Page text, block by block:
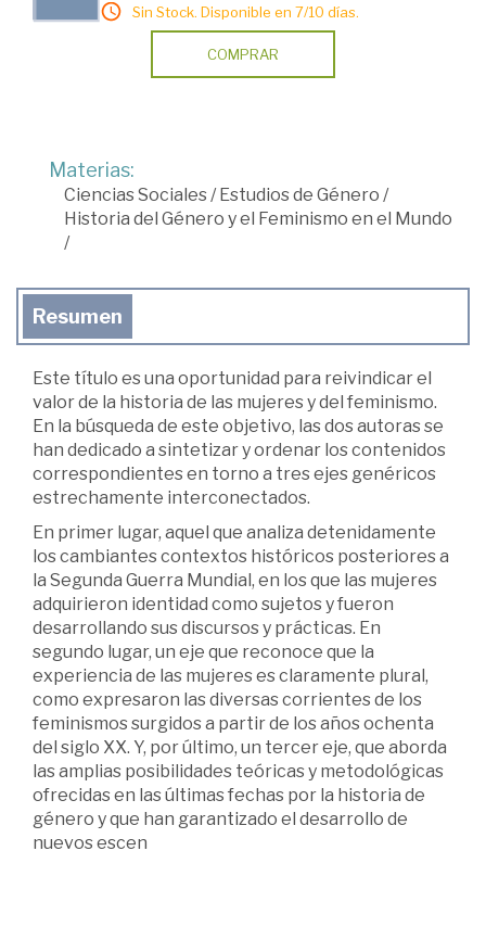
Sin Stock. Disponible en 7/10 días.
COMPRAR
Materias:
Ciencias Sociales/Estudios de Género /
Historia del Género y el Feminismo en el Mundo
/
Resumen
Este título es una oportunidad para reivindicar el
valor de la historia de las mujeres y del feminismo.
En la búsqueda de este objetivo, las dos autoras se
han dedicado a sintetizar y ordenar los contenidos
correspondientes en torno a tres ejes genéricos
estrechamente interconectados.
En primer lugar, aquel que analiza detenidamente
los cambiantes contextos históricos posteriores a
la Segunda Guerra Mundial, en los que las mujeres
adquirieron identidad como sujetos y fueron
desarrollando sus discursos y prácticas. En
segundo lugar, un eje que reconoce que la
experiencia de las mujeres es claramente plural,
como expresaron las diversas corrientes de los
feminismos surgidos a partir de los años ochenta
del siglo XX. Y, por último, un tercer eje, que aborda
las amplias posibilidades teóricas y metodológicas
ofrecidas en las últimas fechas por la historia de
género y que han garantizado el desarrollo de
nuevos escen